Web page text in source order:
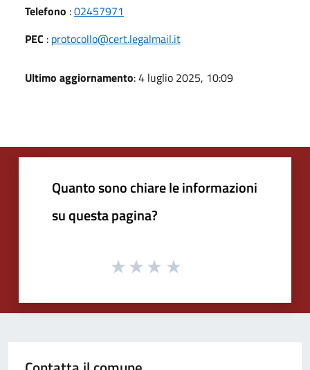
Telefono :02457971
PEC : protocollo@cert.legalmail.it
Ultimo aggiornamento: 4 luglio 2025, 10:09
Quanto sono chiare le informazioni
su questa pagina?